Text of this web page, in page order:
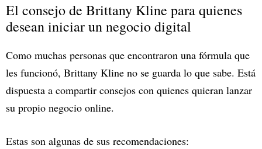
El consejo de Brittany Kline para quienes
desean iniciar un negocio digital
Como muchas personas que encontraron una fórmula que
les funcionó, Brittany Kline no se guarda lo que sabe. Está
dispuesta a compartir consejos con quienes quieran lanzar
su propio negocio online.
Estas son algunas de sus recomendaciones: